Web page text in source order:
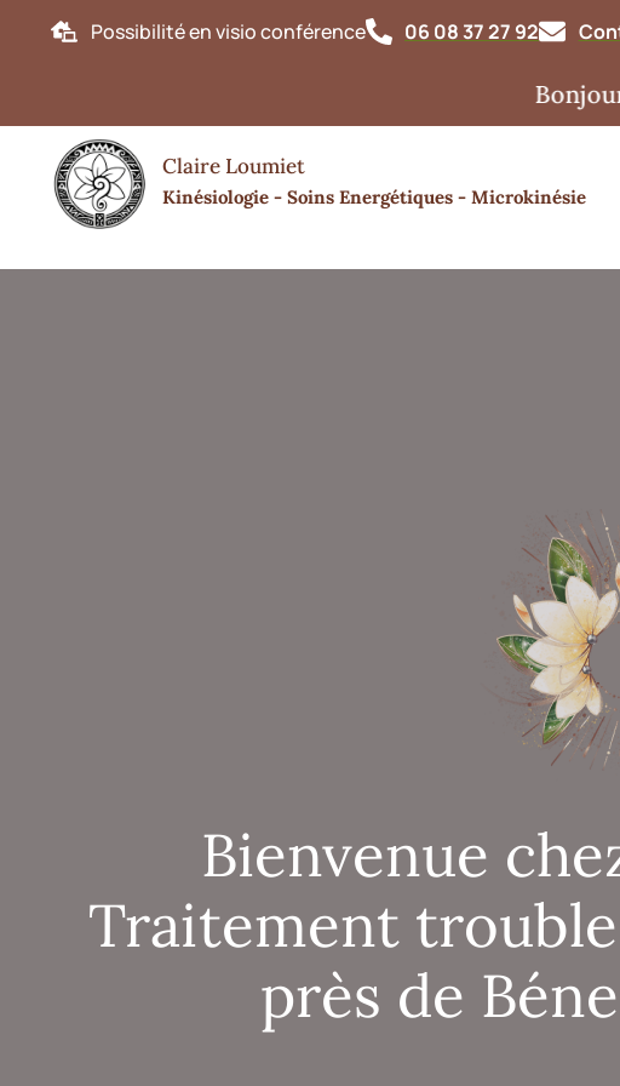
Possibilité en visio conférence 06 08 37 27 92
Bonjour,
Claire Loumiet
Kinésiologie - Soins Energétiques - Microkinésie
Bienvenue
Traitement
près de